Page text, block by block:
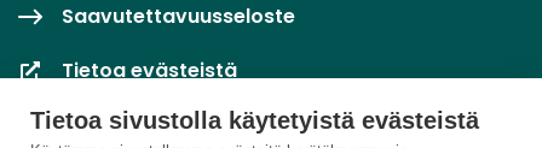
Tietoa sivustolla käytetyistä evästeistä
Saavutettavuusseloste
Tietoa evästeistä
Evästeasetukset